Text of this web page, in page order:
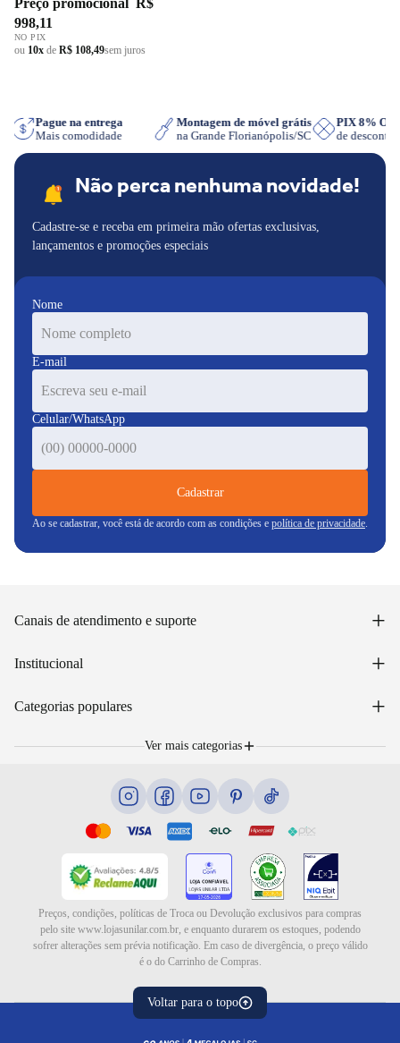
Preço promocional R$
998,11
NO PIX
ou 10x de R$ 108,49sem juros
Pague na entrega
Mais comodidade
Montagem de móvel grátis
na Grande Florianópolis/SC
PIX 8%
de
Não perca nenhuma novidade!
Cadastre-se e receba em primeira mão ofertas exclusivas,
lançamentos e promoções especiais
Nome
E-mail
Celular/WhatsApp
Cadastrar
Ao se cadastrar, você está de acordo com as condições e política de privacidade.
Canais de atendimento e suporte +
Acompanhar pedido
Email: sac@lojasunilar.com.br
Institucional +
Política de entregas
Portal de Vagas
Categorias populares +
Ver mais categorias
Preços, condições, políticas de Troca ou Devolução exclusivos para compras
pelo site www.lojasunilar.com.br, e enquanto durarem os estoques, podendo
sofrer alterações sem prévia notificação. Em caso de divergência, o preço válido
é o do Carrinho de Compras.
Voltar para o topo